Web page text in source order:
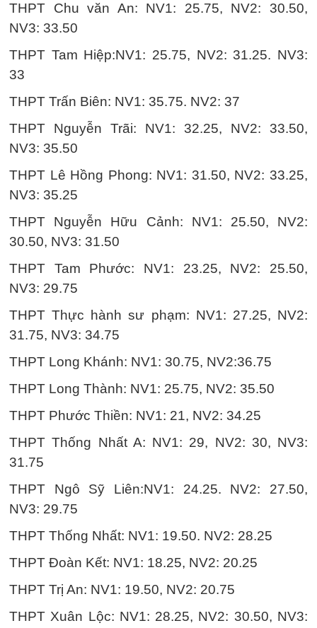
THPT Chu văn An: NV1: 25.75, NV2: 30.50,
NV3: 33.50
THPT Tam Hiệp:NV1: 25.75, NV2: 31.25. NV3:
33
THPT Trấn Biên: NV1: 35.75. NV2: 37
THPT Nguyễn Trãi: NV1: 32.25, NV2: 33.50,
NV3: 35.50
THPT Lê Hồng Phong: NV1: 31.50, NV2: 33.25,
NV3: 35.25
THPT Nguyễn Hữu Cảnh: NV1: 25.50, NV2:
30.50, NV3: 31.50
THPT Tam Phước: NV1: 23.25, NV2: 25.50,
NV3: 29.75
THPT Thực hành sư phạm: NV1: 27.25, NV2:
31.75, NV3: 34.75
THPT Long Khánh: NV1: 30.75, NV2:36.75
THPT Long Thành: NV1: 25.75, NV2: 35.50
THPT Phước Thiền: NV1: 21, NV2: 34.25
THPT Thống Nhất A: NV1: 29, NV2: 30, NV3:
31.75
THPT Ngô Sỹ Liên:NV1: 24.25. NV2: 27.50,
NV3: 29.75
THPT Thống Nhất: NV1: 19.50. NV2: 28.25
THPT Đoàn Kết: NV1: 18.25, NV2: 20.25
THPT Trị An: NV1: 19.50, NV2: 20.75
THPT Xuân Lộc: NV1: 28.25, NV2: 30.50, NV3: